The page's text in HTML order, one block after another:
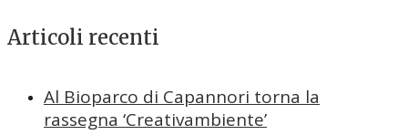
Articoli recenti
Al Bioparco di Capannori torna la
rassegna ‘Creativambiente’